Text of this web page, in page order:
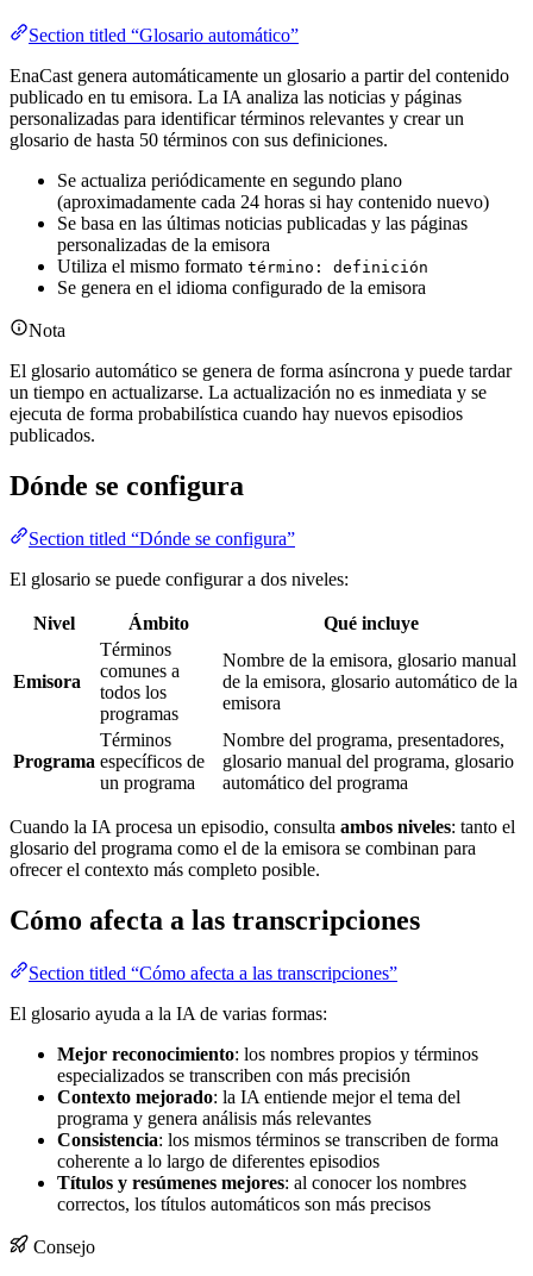
Section titled “Glosario automático”
EnaCast genera automáticamente un glosario a partir del contenido
publicado en tu emisora. La IA analiza las noticias y páginas
personalizadas para identificar términos relevantes y crear un
glosario de hasta 50 términos con sus definiciones.
Se actualiza periódicamente en segundo plano
(aproximadamente cada 24 horas si hay contenido nuevo)
Se basa en las últimas noticias publicadas y las páginas
personalizadas de la emisora
Utiliza el mismo formato término: definición
Se genera en el idioma configurado de la emisora
Nota
El glosario automático se genera de forma asíncrona y puede tardar
un tiempo en actualizarse. La actualización no es inmediata y se
ejecuta de forma probabilística cuando hay nuevos episodios
publicados.
Dónde se configura
Section titled “Dónde se configura”
El glosario se puede configurar a dos niveles:
Nivel Ámbito Qué incluye
Emisora
Términos
comunes a
todos los
programas
Nombre de la emisora, glosario manual
de la emisora, glosario automático de la
emisora
Programa
Términos
específicos de
un programa
Nombre del programa, presentadores,
glosario manual del programa, glosario
automático del programa
Cuando la IA procesa un episodio, consulta ambos niveles: tanto el
glosario del programa como el de la emisora se combinan para
ofrecer el contexto más completo posible.
Cómo afecta a las transcripciones
Section titled “Cómo afecta a las transcripciones”
El glosario ayuda a la IA de varias formas:
Mejor reconocimiento: los nombres propios y términos
especializados se transcriben con más precisión
Contexto mejorado: la IA entiende mejor el tema del
programa y genera análisis más relevantes
Consistencia: los mismos términos se transcriben de forma
coherente a lo largo de diferentes episodios
Títulos y resúmenes mejores: al conocer los nombres
correctos, los títulos automáticos son más precisos
Consejo